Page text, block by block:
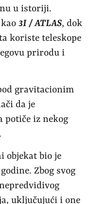
u istoriji.
3I / ATLAS, dok
koriste teleskope
prirodu i
gravitacionim
da je
potiče iz nekog
objekat bio je
Zbog svog
uključujući i one